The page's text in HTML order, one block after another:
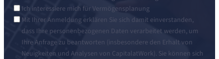
Ich interessiere mich für Vermögensplanung
Mit Ihrer Anmeldung erklären Sie sich damit einverstanden,
dass Ihre personenbezogenen Daten verarbeitet werden, um
Ihre Anfrage zu beantworten (insbesondere den Erhalt von
Neuigkeiten und Analysen von CapitalatWork). Sie können sich